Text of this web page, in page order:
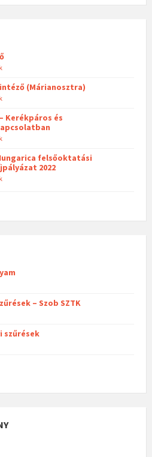
(Márianosztra)
Kerékpáros és
felsőoktatási
2022
– Szob SZTK
szűrések